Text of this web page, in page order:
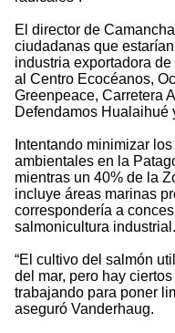
El director de
ciudadanas que
industria exportadora
al Centro Ecocéanos,
Greenpeace, Carretera
Defendamos Hualaihué
Intentando minimizar
ambientales en la
mientras un 40% de la
incluye áreas marinas
correspondería a
salmonicultura industrial.
“El cultivo del salmón
del mar, pero hay
trabajando para poner
aseguró Vanderhaug.